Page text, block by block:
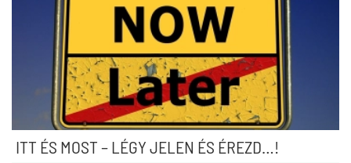
ITT ÉS MOST – LÉGY JELEN ÉS ÉREZD…!